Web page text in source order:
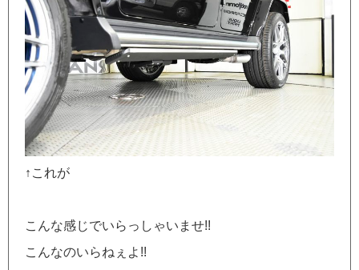
↑これが
こんな感じでいらっしゃいませ!!
こんなのいらねぇよ!!